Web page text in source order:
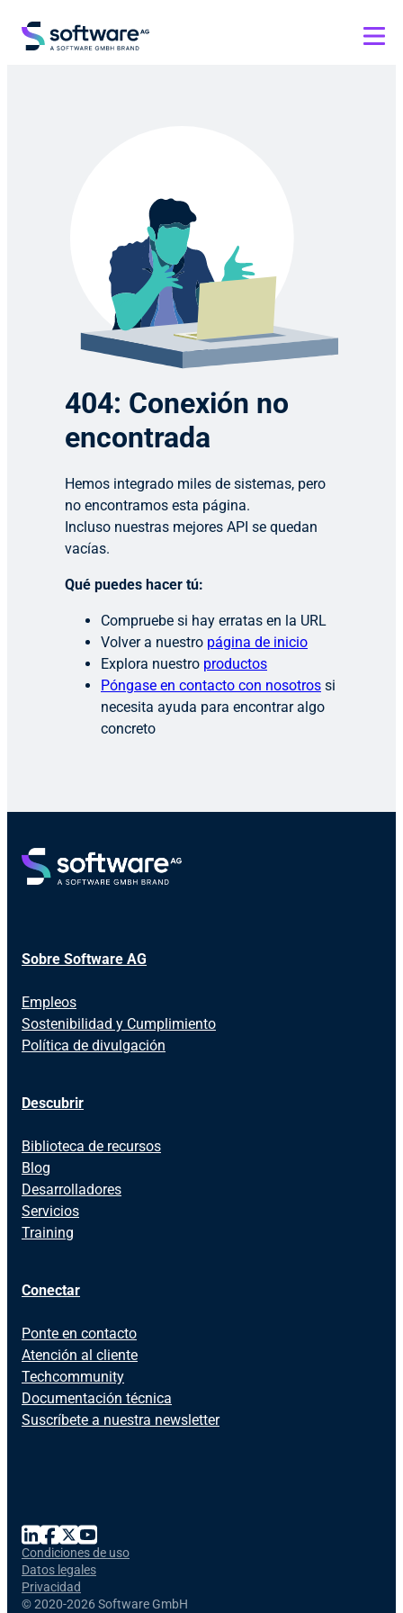
404: Conexión no
encontrada
Hemos integrado miles de sistemas, pero
no encontramos esta página.
Incluso nuestras mejores API se quedan
vacías.
Qué puedes hacer tú:
Compruebe si hay erratas en la URL
Volver a nuestro página de inicio
Explora nuestro productos
Póngase en contacto con nosotros si
necesita ayuda para encontrar algo
concreto
Sobre Software AG
Empleos
Sostenibilidad y Cumplimiento
Política de divulgación
Descubrir
Biblioteca de recursos
Blog
Desarrolladores
Servicios
Training
Conectar
Ponte en contacto
Atención al cliente
Techcommunity
Documentación técnica
Suscríbete a nuestra newsletter
©2020-2026 Software GmbH
Condiciones de uso
Datos legales
Privacidad